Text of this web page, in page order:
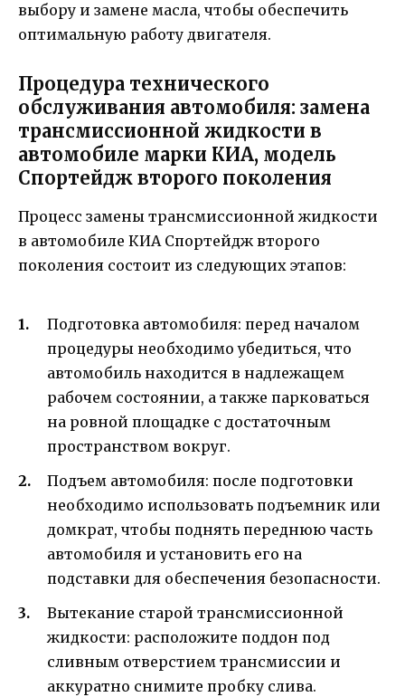
выбору и замене масла, чтобы обеспечить
оптимальную работу двигателя.
Процедура технического
обслуживания автомобиля: замена
трансмиссионной жидкости в
автомобиле марки КИА, модель
Спортейдж второго поколения
Процесс замены трансмиссионной жидкости
в автомобиле КИА Спортейдж второго
поколения состоит из следующих этапов:
Подготовка автомобиля: перед началом
процедуры необходимо убедиться, что
автомобиль находится в надлежащем
рабочем состоянии, а также парковаться
на ровной площадке с достаточным
пространством вокруг.
Подъем автомобиля: после подготовки
необходимо использовать подъемник или
домкрат, чтобы поднять переднюю часть
автомобиля и установить его на
подставки для обеспечения безопасности.
Вытекание старой трансмиссионной
жидкости: расположите поддон под
сливным отверстием трансмиссии и
аккуратно снимите пробку слива.